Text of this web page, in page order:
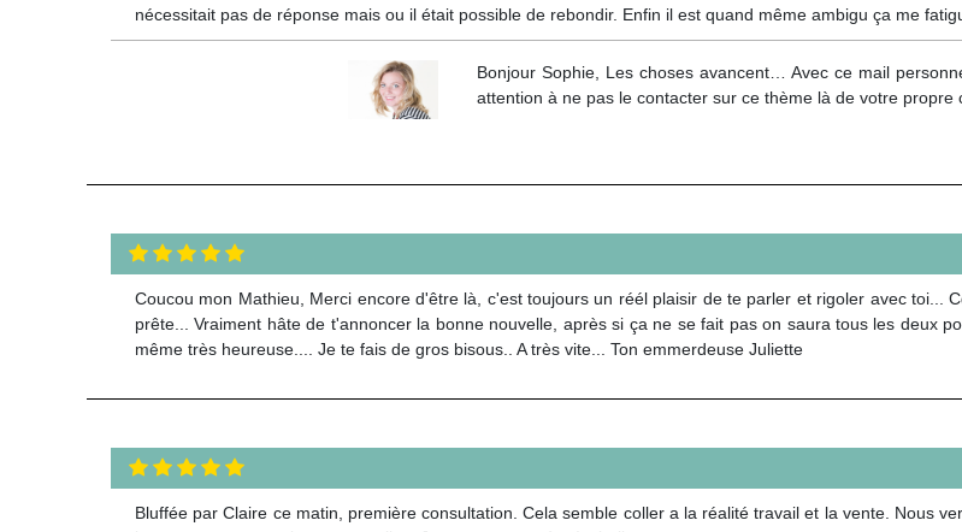
nécessitait pas de réponse mais ou il était possible de rebondir. Enfin il est quand même ambigu ça me
Bonjour Sophie, Les choses avancent… Avec ce mail
attention à ne pas le contacter sur ce thème là de votre
Coucou mon Mathieu, Merci encore d'être là, c'est toujours un réél plaisir de te parler et rigoler avec toi...
prête... Vraiment hâte de t'annoncer la bonne nouvelle, après si ça ne se fait pas on saura tous les deux
même très heureuse.... Je te fais de gros bisous.. A très vite... Ton emmerdeuse Juliette
Bluffée par Claire ce matin, première consultation. Cela semble coller a la réalité travail et la vente. Nous